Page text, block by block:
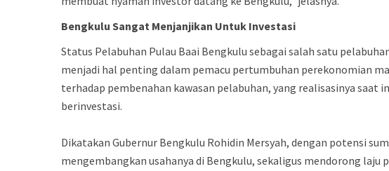
Bengkulu Sangat Menjanjikan Untuk Investasi
Status Pelabuhan Pulau Baai Bengkulu sebagai salah satu
menjadi hal penting dalam pemacu pertumbuhan perekonomian
terhadap pembenahan kawasan pelabuhan, yang realisasinya
berinvestasi.
Dikatakan Gubernur Bengkulu Rohidin Mersyah, dengan potensi
mengembangkan usahanya di Bengkulu, sekaligus mendorong